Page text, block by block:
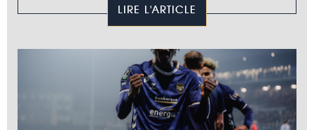
LIRE L'ARTICLE